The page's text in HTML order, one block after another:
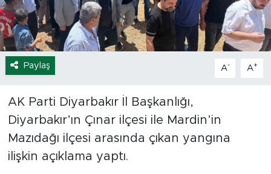
Paylaş A- A+
AK Parti Diyarbakır İl Başkanlığı,
Diyarbakır’ın Çınar ilçesi ile Mardin’in
Mazıdağı ilçesi arasında çıkan yangına
ilişkin açıklama yaptı.
Ekonomi
Hava Durumu
Bingöl Kaza Haberleri